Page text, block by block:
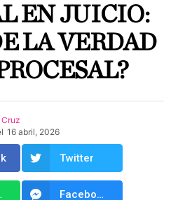
EN JUICIO:
LA VERDAD
16 abril, 2026
Twitter
Facebook Messenger